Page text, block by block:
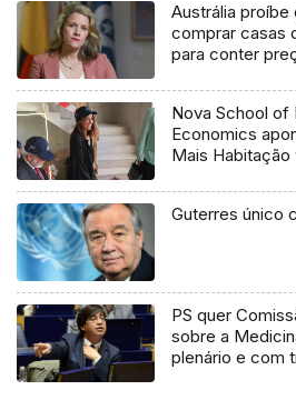
Austrália
comprar casas
para conter
Nova School of
Economics
Mais Habitação
Guterres único
PS quer
sobre a
plenário e com